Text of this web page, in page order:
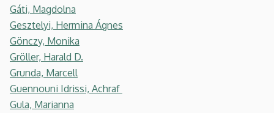
Gáti, Magdolna
Gesztelyi, Hermina Ágnes
Gönczy, Monika
Gröller, Harald D.
Grunda, Marcell
Guennouni Idrissi, Achraf
Gula, Marianna